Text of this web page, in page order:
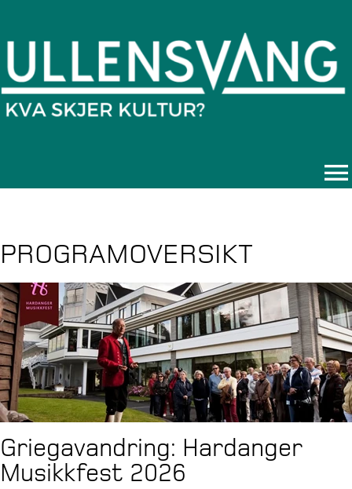
PROGRAMOVERSIKT
Griegavandring: Hardanger
Musikkfest 2026